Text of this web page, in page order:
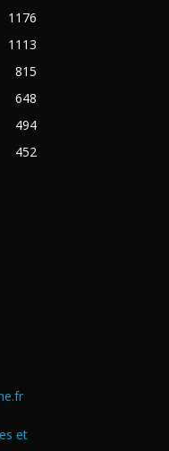
1176
1113
815
648
494
452
et